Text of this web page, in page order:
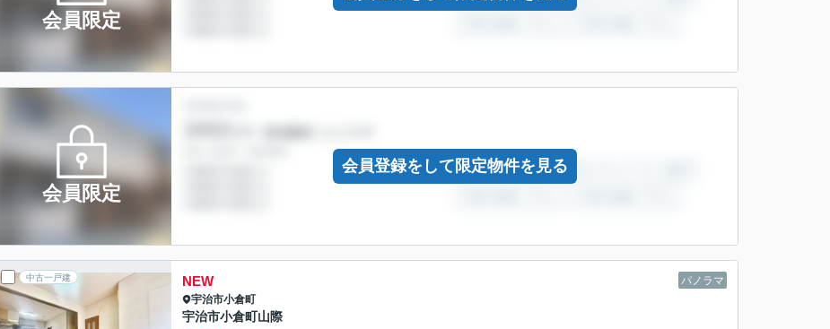
会員限定
会員限定
会員登録をして限定物件を見る
中古一戸建 パノラマ
NEW
宇治市小倉町
宇治市小倉町山際